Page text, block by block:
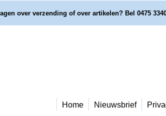
over verzending of over artikelen? Bel 0475
Home Nieuwsbrief